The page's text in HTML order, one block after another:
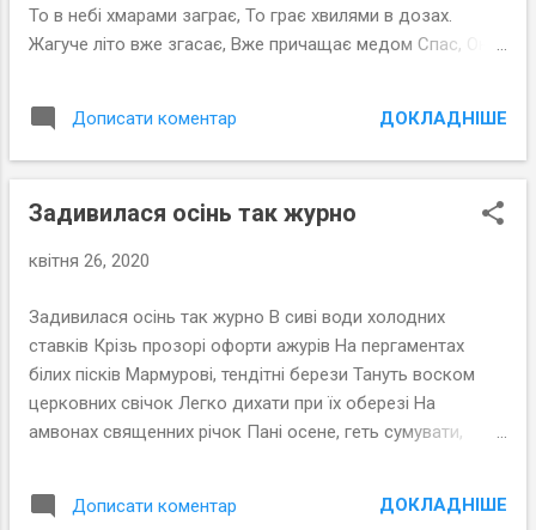
То в небі хмарами заграє, То грає хвилями в дозах.
Жагуче літо вже згасає, Вже причащає медом Спас, Он
2012 рік
Дописати коментар ДОКЛАДНІШЕ
Задивилася осінь так журно
квітня 26, 2020
Задивилася осінь так журно В сиві води холодних
ставків Крізь прозорі офорти ажурів На пергаментах
білих пісків Мармурові, тендітні берези Тануть воском
церковних свічок Легко дихати при їх оберезі На
амвонах священних річок Пані осене, геть сумувати,
чарувати, Що торує свій шлях навмання Люботин, 2014
рік
Дописати коментар ДОКЛАДНІШЕ